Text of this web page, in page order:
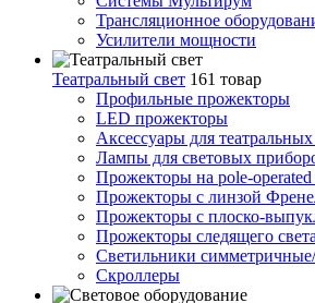
Трансляционное
Усилители мощности
Театральный свет 161 товар
Профильные прожекторы
LED прожекторы
Аксессуары для
Лампы для световых
Прожекторы на pole-operated
Прожекторы с линзой
Прожекторы с плоско-
Прожекторы следящего
Светильники
Скроллеры